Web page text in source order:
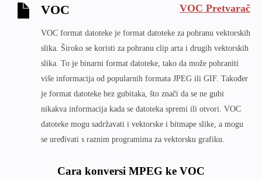
VOC VOC Pretvarač
VOC format datoteke je format datoteke za pohranu vektorskih
slika. Široko se koristi za pohranu clip arta i drugih vektorskih
slika. To je binarni format datoteke, tako da može pohraniti
više informacija od popularnih formata JPEG ili GIF. Također
je format datoteke bez gubitaka, što znači da se ne gubi
nikakva informacija kada se datoteka spremi ili otvori. VOC
datoteke mogu sadržavati i vektorske i bitmape slike, a mogu
se uređivati s raznim programima za vektorsku grafiku.
Cara konversi MPEG ke VOC